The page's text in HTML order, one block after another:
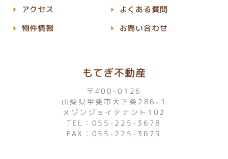
もてぎ不動産
〒400-0126
山梨県甲斐市大下条286-1
メゾンジョイテナント102
TEL：055-225-3678
FAX：055-225-3679
アクセス
物件情報
よくある質問
お問い合わせ